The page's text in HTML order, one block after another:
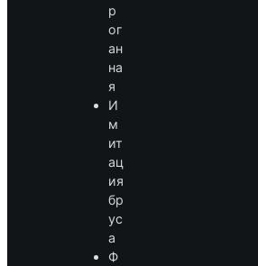
р
ог
ан
на
я
И
м
ит
ац
ия
бр
ус
а
Ф